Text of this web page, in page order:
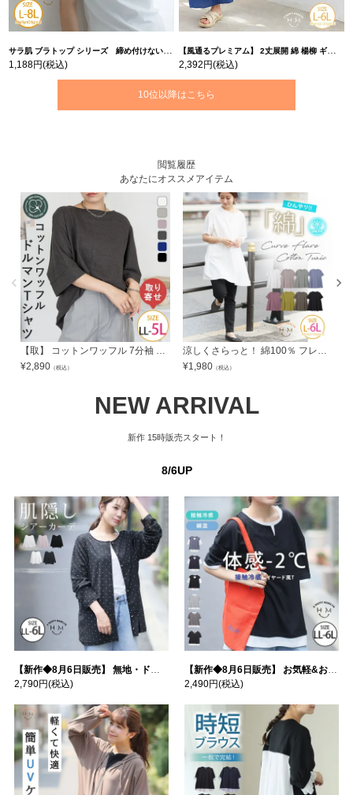
サラ肌 ブラトップ シリーズ 締め付けない リブ タンクトップ | 大きいサイズの通販ならハッピーマリリン
1,188円(税込)
【風通るプレミアム】 2丈展開 綿 楊柳 ギャザー フレア スカンツ 【ウェストゴム】 | 大きいサイズの通販ならハッピーマリリン
2,392円(税込)
10位以降はこちら
閲覧履歴
あなたにオススメアイテム
【取】 コットンワッフル 7分袖 ドルマン Tシャツ | 大きいサイズの通販ならハッピーマリリン
¥2,890 （税込）
涼しくさらっと！ 綿100％ フレア カーブ コットン チュニック | 大きいサイズの通販ならハッピーマリリン
¥1,980 （税込）
NEW ARRIVAL
新作 15時販売スタート！
8/6UP
【新作◆8月6日販売】 無地・ドット柄から選べる 忍ばせ 活躍 シアー カーデ | 大きいサイズの通販ならハッピーマリリン
2,790円(税込)
【新作◆8月6日販売】 お気軽&お手軽 選べるデザイン 接触冷感 レイヤード風 コットン トップス | 大きいサイズの通販ならハッピーマリリン
2,490円(税込)